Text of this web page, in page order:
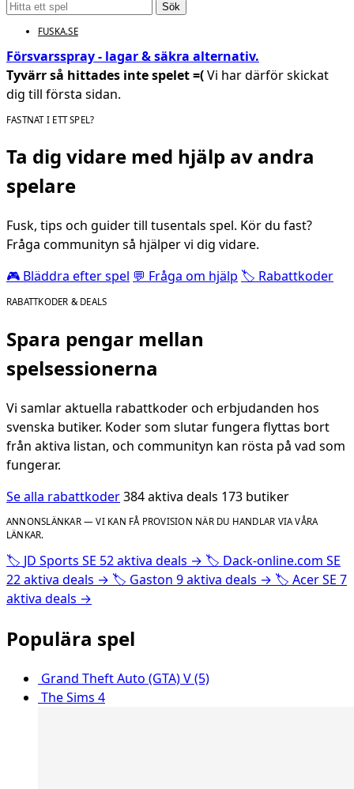
Sök
FUSKA.SE
Försvarsspray - lagar & säkra alternativ.
Tyvärr så hittades inte spelet =(Vi har därför skickat
dig till första sidan.
FASTNAT I ETT SPEL?
Ta dig vidare med hjälp av andra
spelare
Fusk, tips och guider till tusentals spel. Kör du fast?
Fråga communityn så hjälper vi dig vidare.
🎮 Bläddra efter spel 💬 Fråga om hjälp 🏷️ Rabattkoder
RABATTKODER & DEALS
Spara pengar mellan
spelsessionerna
Vi samlar aktuella rabattkoder och erbjudanden hos
svenska butiker. Koder som slutar fungera flyttas bort
från aktiva listan, och communityn kan rösta på vad som
fungerar.
Se alla rabattkoder384 aktiva deals 173 butiker
ANNONSLÄNKAR — VI KAN FÅ PROVISION NÄR DU HANDLAR VIA VÅRA
LÄNKAR.
🏷️ JD Sports SE 52 aktiva deals → 🏷️ Dack-online.com SE
22 aktiva deals → 🏷️ Gaston 9 aktiva deals → 🏷️ Acer SE 7
aktiva deals →
Populära spel
Grand Theft Auto (GTA) V (5)
The Sims 4